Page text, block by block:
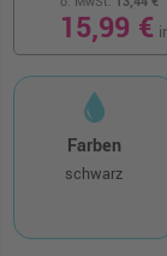
15,99 €
Farben
schwarz